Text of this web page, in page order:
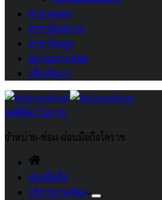
สาขาจอหอ
สาขาโคกสวาย
สาขาโคกสูง
สถานะงานซ่อม
เกี่ยวกับเรา
เคพีช้อป โคราช
จำหน่าย-ซ่อม-ผ่อนมือถือโคราช
ผ่อนมือถือ
บริการงานซ่อม